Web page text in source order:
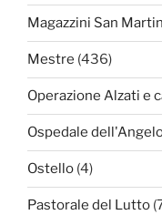
Magazzini San
Mestre (436)
Operazione Alzati e
Ospedale
Ostello (4)
Pastorale del Lutto